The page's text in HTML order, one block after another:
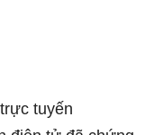
tuyến